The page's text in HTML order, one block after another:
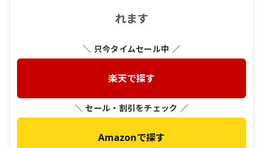
れます
＼ 只今タイムセール中 ／
楽天で探す
＼ セール・割引をチェック ／
Amazonで探す